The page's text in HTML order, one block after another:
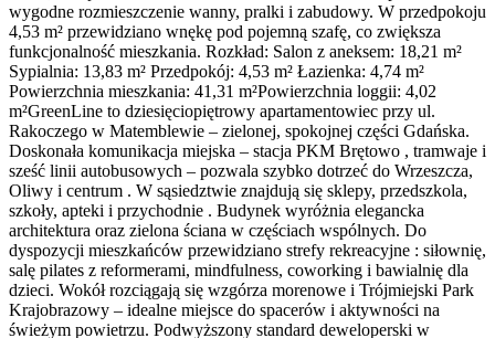
wygodne rozmieszczenie wanny, pralki i zabudowy. W przedpokoju
4,53 m² przewidziano wnękę pod pojemną szafę, co zwiększa
funkcjonalność mieszkania. Rozkład: Salon z aneksem: 18,21 m²
Sypialnia: 13,83 m² Przedpokój: 4,53 m² Łazienka: 4,74 m²
Powierzchnia mieszkania: 41,31 m²Powierzchnia loggii: 4,02
m²GreenLine to dziesięciopiętrowy apartamentowiec przy ul.
Rakoczego w Matemblewie – zielonej, spokojnej części Gdańska.
Doskonała komunikacja miejska – stacja PKM Brętowo , tramwaje i
sześć linii autobusowych – pozwala szybko dotrzeć do Wrzeszcza,
Oliwy i centrum . W sąsiedztwie znajdują się sklepy, przedszkola,
szkoły, apteki i przychodnie . Budynek wyróżnia elegancka
architektura oraz zielona ściana w częściach wspólnych. Do
dyspozycji mieszkańców przewidziano strefy rekreacyjne : siłownię,
salę pilates z reformerami, mindfulness, coworking i bawialnię dla
dzieci. Wokół rozciągają się wzgórza morenowe i Trójmiejski Park
Krajobrazowy – idealne miejsce do spacerów i aktywności na
świeżym powietrzu. Podwyższony standard deweloperski w